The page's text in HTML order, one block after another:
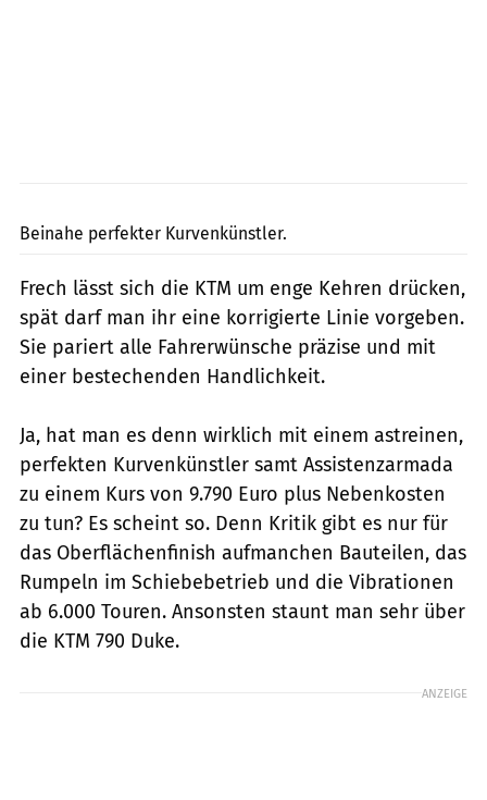
Beinahe perfekter Kurvenkünstler.
Frech lässt sich die KTM um enge Kehren drücken,
spät darf man ihr eine korrigierte Linie vorgeben.
Sie pariert alle Fahrerwünsche präzise und mit
einer bestechenden Handlichkeit.
Ja, hat man es denn wirklich mit einem astreinen,
perfekten Kurvenkünstler samt Assistenzarmada
zu einem Kurs von 9.790 Euro plus Nebenkosten
zu tun? Es scheint so. Denn Kritik gibt es nur für
das Oberflächenfinish aufmanchen Bauteilen, das
Rumpeln im Schiebebetrieb und die Vibrationen
ab 6.000 Touren. Ansonsten staunt man sehr über
die KTM 790 Duke.
ANZEIGE